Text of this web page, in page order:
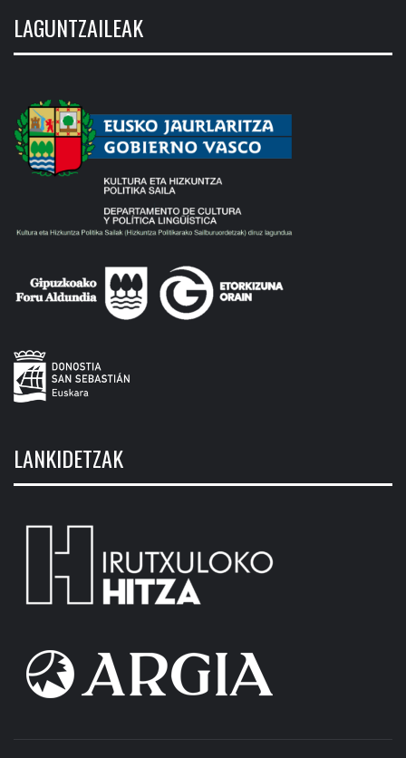
LAGUNTZAILEAK
LANKIDETZAK